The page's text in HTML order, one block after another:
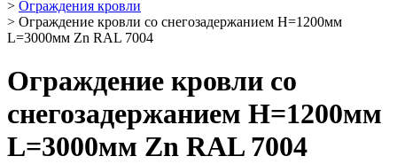
> Ограждения кровли
> Ограждение кровли со снегозадержанием H=1200мм
L=3000мм Zn RAL 7004
Ограждение кровли со
снегозадержанием H=1200мм
L=3000мм Zn RAL 7004